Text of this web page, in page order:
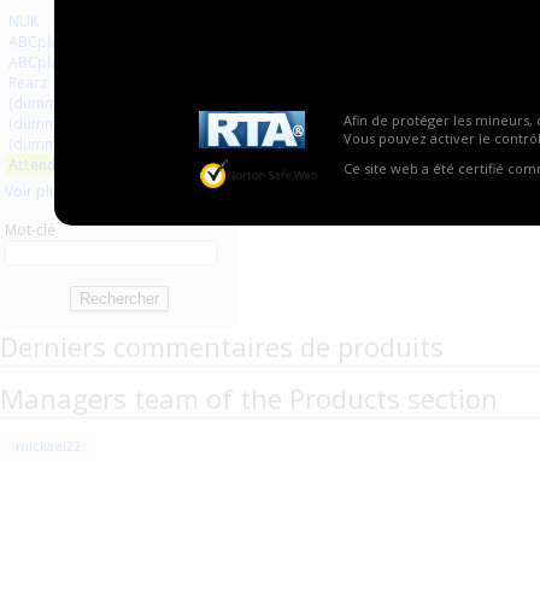
Afin de protéger les mineurs,
Vous pouvez activer le
Ce site web a été certifié
NUK
ABCplaisir.com
ABCplaisir
Rearz
(dummy bondage)
(dummy pacifiers)
(dummy medical equipment)
Attends
Voir plus
Mot-clé
Derniers commentaires de produits
Managers team of the Products section
mickael22